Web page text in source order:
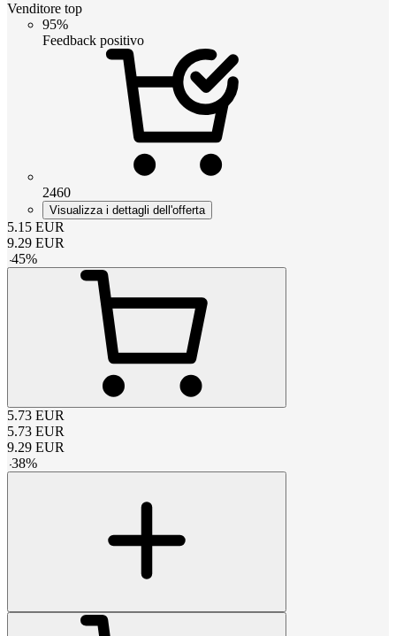
Venditore top
95%
Feedback positivo
2460
Visualizza i dettagli dell'offerta
5.15 EUR
9.29 EUR
-45%
5.73 EUR
5.73 EUR
9.29 EUR
-38%